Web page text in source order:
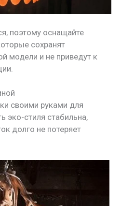
поэтому оснащайте
сохранят
модели и не приведут к
своими руками для
эко-стиля стабильна,
долго не потеряет